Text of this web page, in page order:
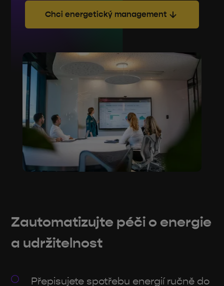
Chci energetický management
Zautomatizujte péči o energie
a udržitelnost
Přepisujete spotřebu energií ručně do